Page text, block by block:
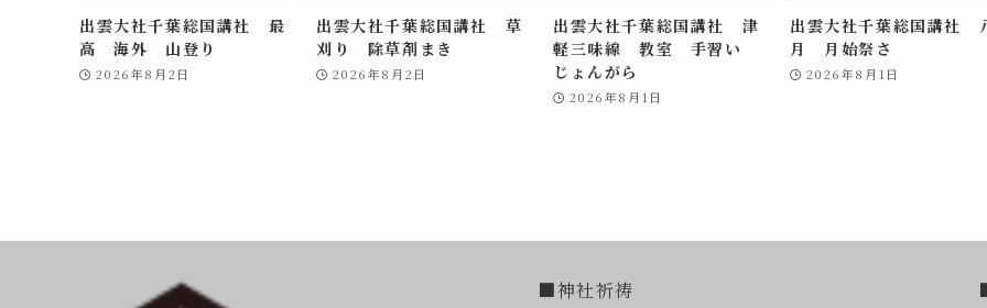
出雲大社千葉総国講社 最
高 海外 山登り
2026年8月2日
出雲大社千葉総国講社 草
刈り 除草剤まき
2026年8月2日
出雲大社千葉総国講社 津
軽三味線 教室 手習い
じょんがら
2026年8月1日
出雲大社千葉総国講社
月 月始祭さ
2026年8月1日
■神社祈祷